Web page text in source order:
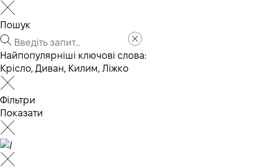
Пошук
Найпопулярніші ключові слова:
Крісло, Диван, Килим, Ліжко
Фільтри
Показати